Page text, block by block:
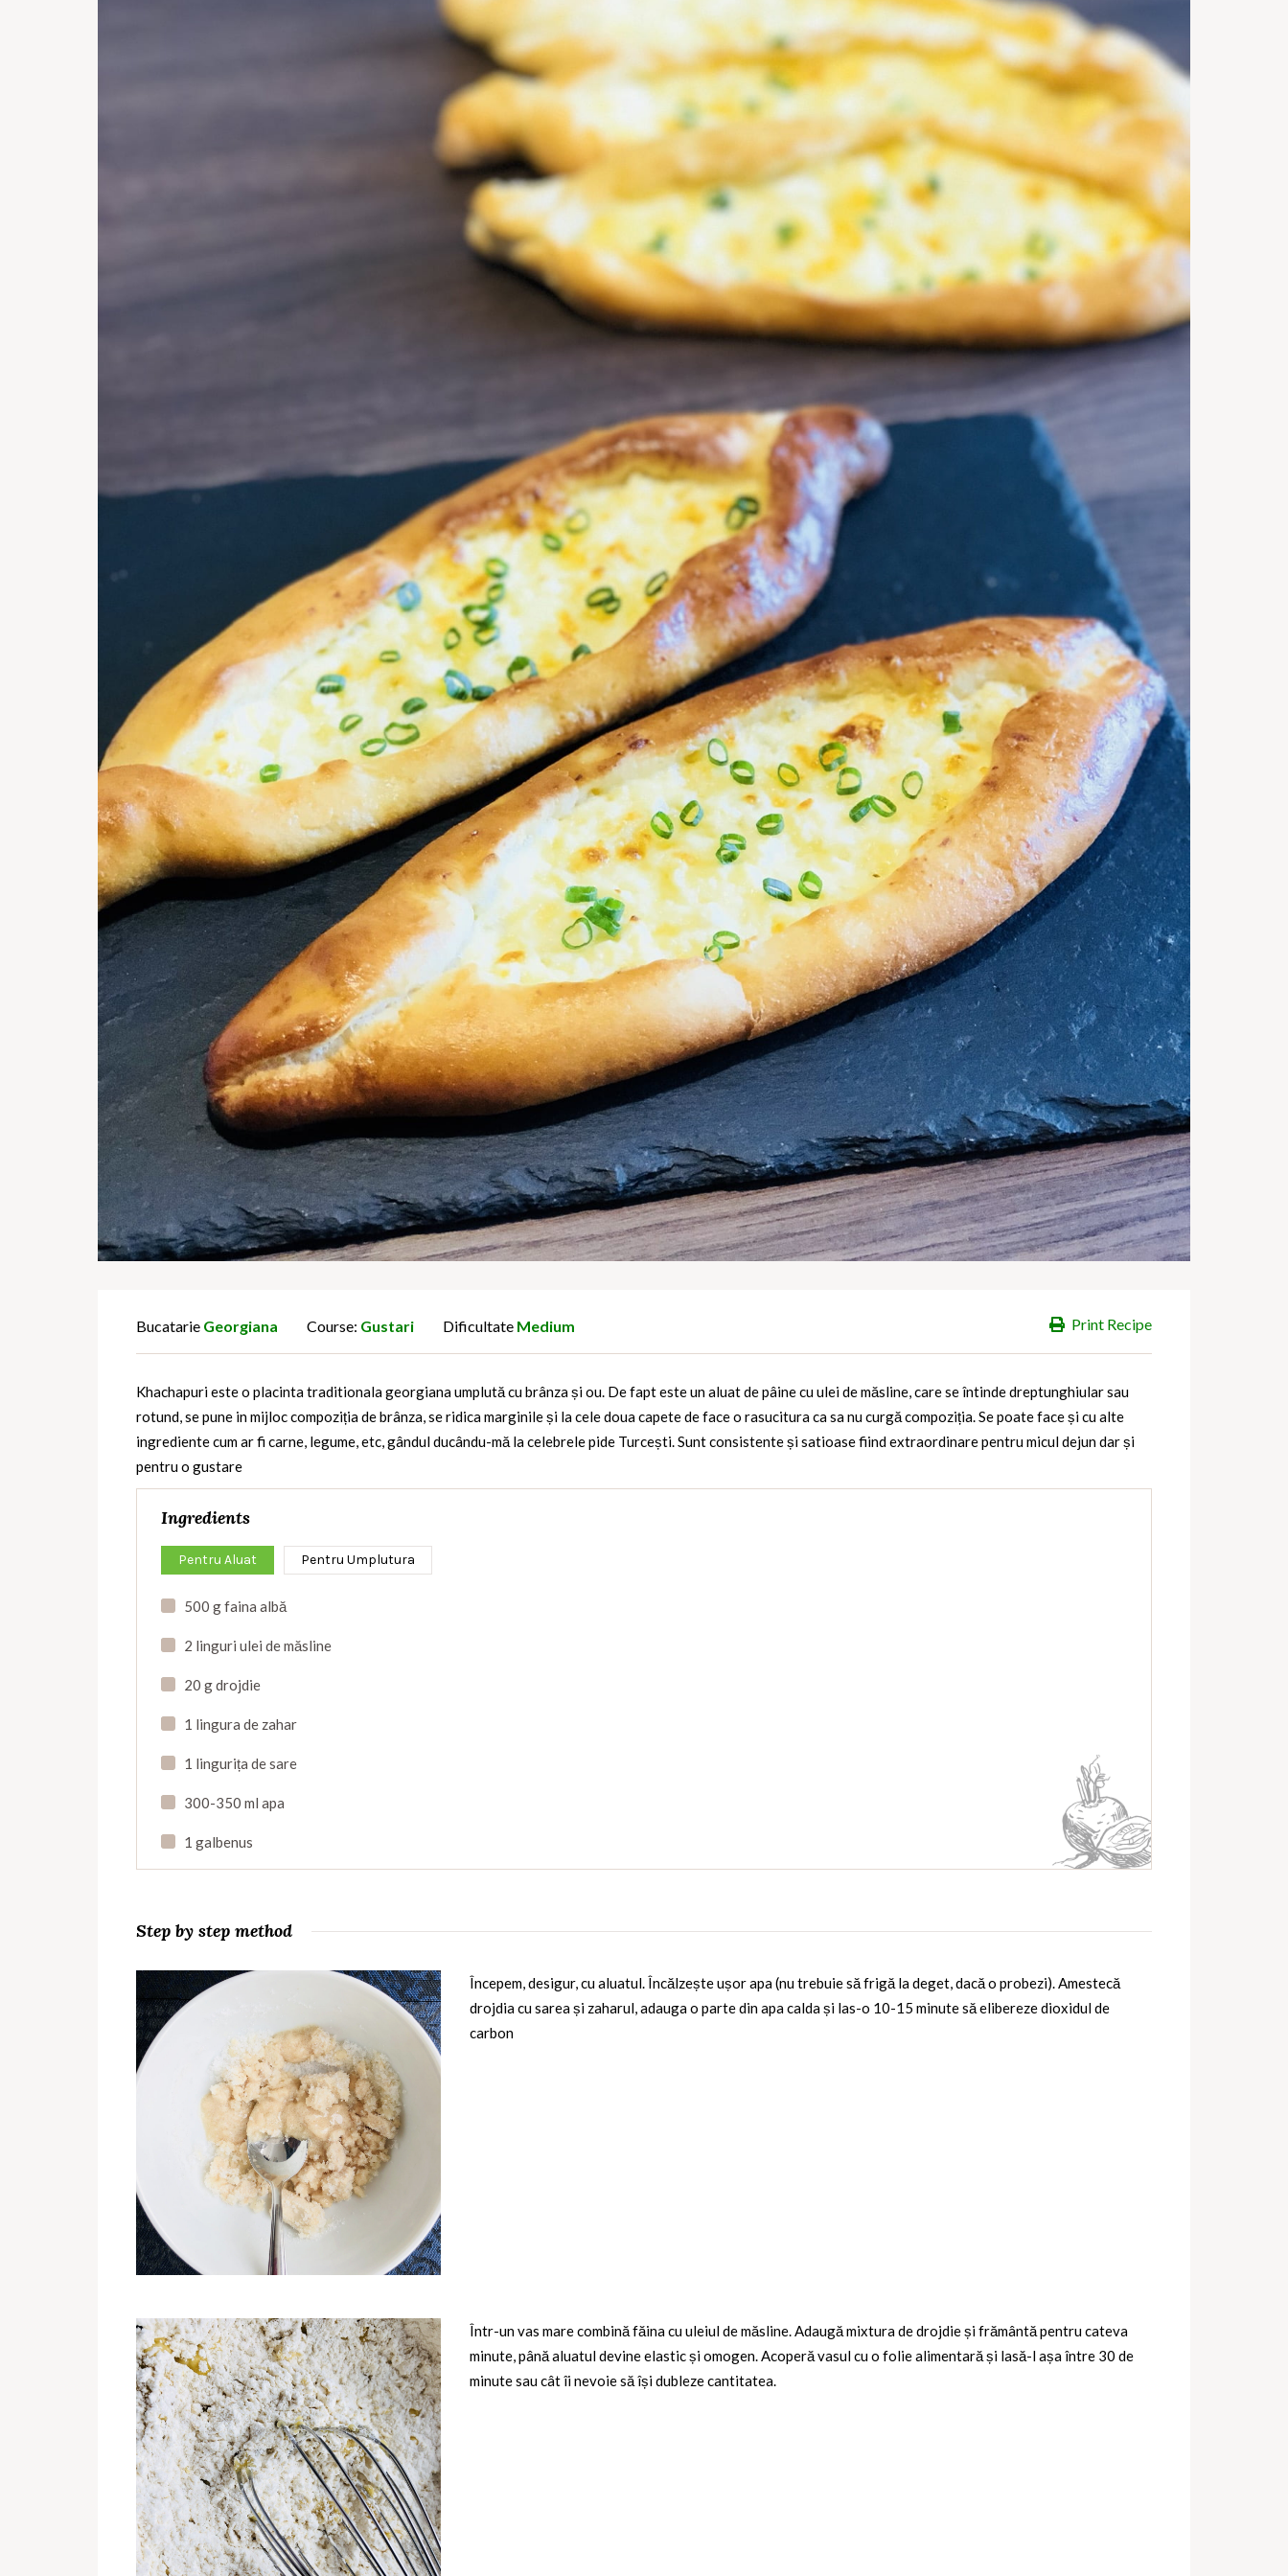
Print Recipe
Bucatarie Georgiana Course: Gustari Dificultate Medium
Khachapuri este o placinta traditionala georgiana umplută cu brânza și ou. De fapt este un aluat de pâine cu ulei de măsline, care se întinde dreptunghiular sau
rotund, se pune in mijloc compoziția de brânza, se ridica marginile și la cele doua capete de face o rasucitura ca sa nu curgă compoziția. Se poate face și cu alte
ingrediente cum ar fi carne, legume, etc, gândul ducându-mă la celebrele pide Turcești. Sunt consistente și satioase fiind extraordinare pentru micul dejun dar și
pentru o gustare
Ingredients
Pentru Aluat Pentru Umplutura
500 g faina albă
2 linguri ulei de măsline
20 g drojdie
1 lingura de zahar
1 lingurița de sare
300-350 ml apa
1 galbenus
Step by step method
Începem, desigur, cu aluatul. Încălzește ușor apa (nu trebuie să frigă la deget, dacă o probezi). Amestecă
drojdia cu sarea și zaharul, adauga o parte din apa calda și las-o 10-15 minute să elibereze dioxidul de
carbon
Într-un vas mare combină făina cu uleiul de măsline. Adaugă mixtura de drojdie și frământă pentru cateva
minute, până aluatul devine elastic și omogen. Acoperă vasul cu o folie alimentară și lasă-l așa între 30 de
minute sau cât îi nevoie să își dubleze cantitatea.